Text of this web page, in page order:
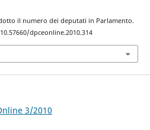
il numero dei deputati in Parlamento.
dpceonline.2010.314
3/2010